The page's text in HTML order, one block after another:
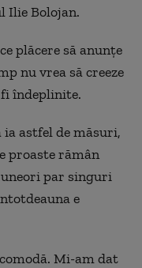
Ilie Bolojan.
plăcere să anunțe
nu vrea să creeze
îndeplinite.
ia astfel de măsuri,
proaste rămân
par singuri
e
Mi-am dat